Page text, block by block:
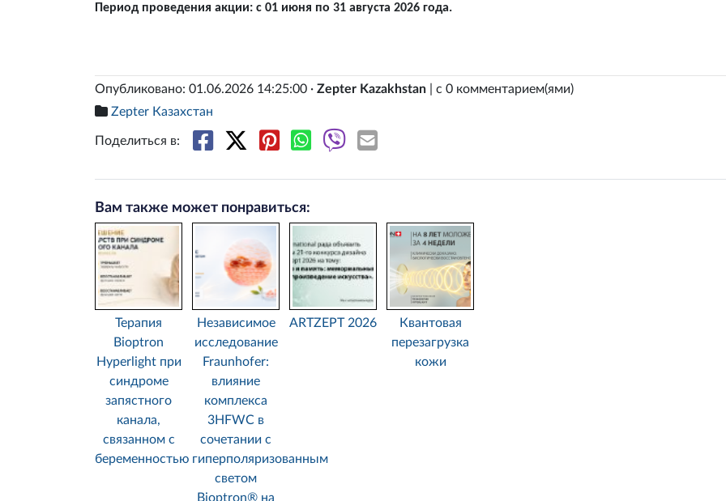
Период проведения акции: с 01 июня по 31 августа 2026 года.
Опубликовано: 01.06.2026 14:25:00 · Zepter Kazakhstan | с 0 комментарием(ями)
Zepter Казахстан
Поделиться в:
Вам также может понравиться:
Терапия
Bioptron
Hyperlight при
синдроме
запястного
канала,
связанном с
беременностью
Независимое
исследование
Fraunhofer:
влияние
комплекса
3HFWC в
сочетании с
гиперполяризованным
светом
Bioptron® на
ARTZEPT 2026
Квантовая
перезагрузка
кожи